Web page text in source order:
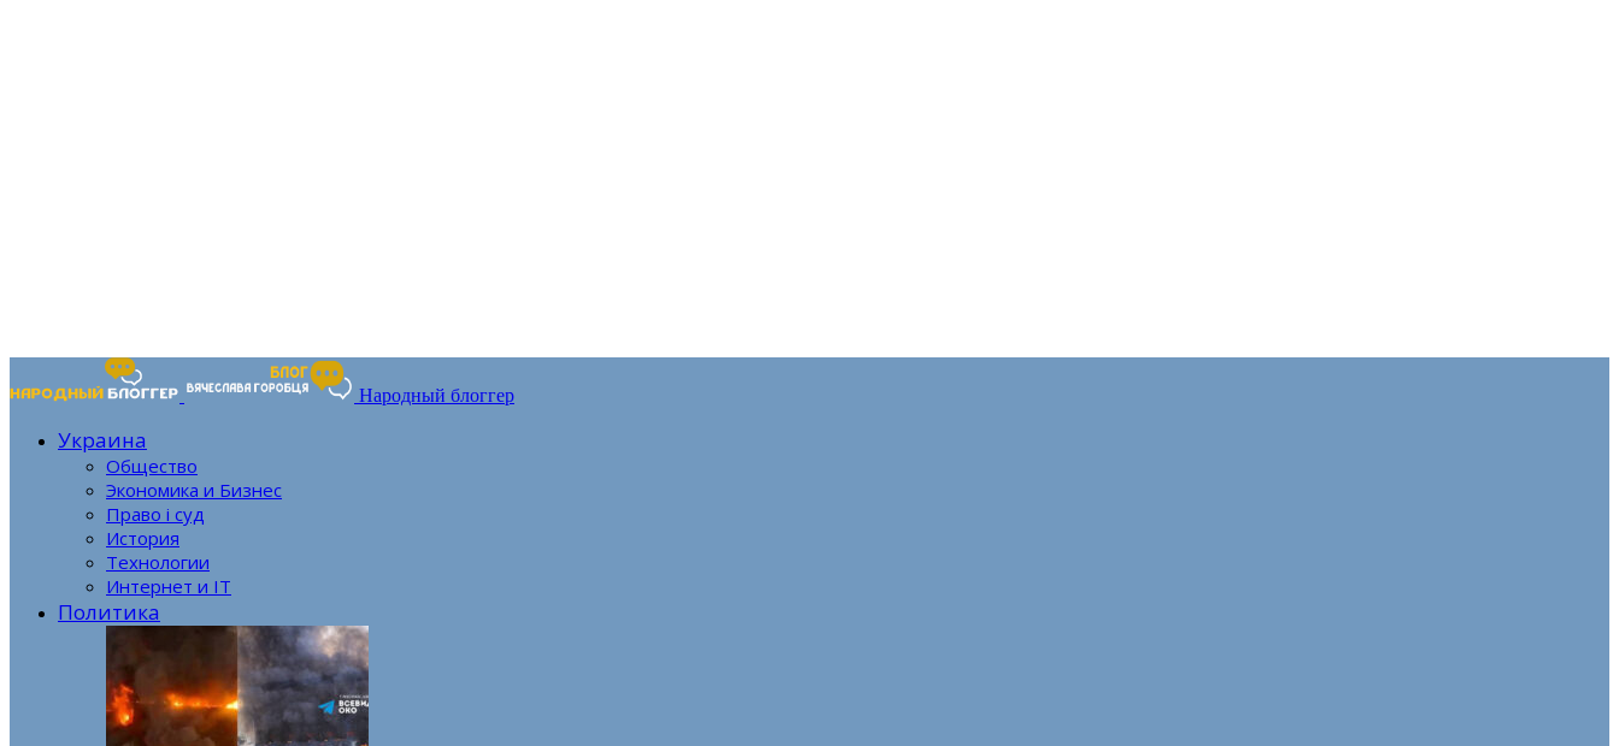
Народный блоггер
Украина
Общество
Экономика и Бизнес
Право і суд
История
Технологии
Интернет и IT
Политика